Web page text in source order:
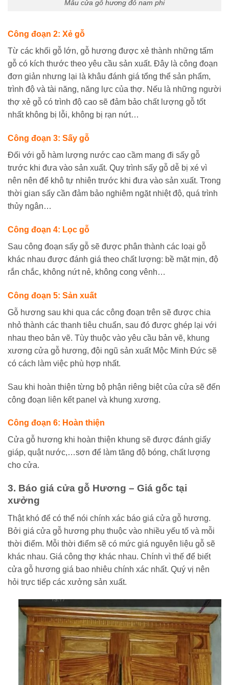
Mẫu cửa gỗ hương đỏ nam phi
Công đoạn 2: Xẻ gỗ
Từ các khối gỗ lớn, gỗ hương được xẻ thành những tấm
gỗ có kích thước theo yêu cầu sản xuất. Đây là công đoạn
đơn giản nhưng lại là khâu đánh giá tổng thể sản phẩm,
trình độ và tài năng, năng lực của thợ. Nếu là những người
thợ xẻ gỗ có trình độ cao sẽ đảm bảo chất lượng gỗ tốt
nhất không bị lỗi, không bị rạn nứt…
Công đoạn 3: Sấy gỗ
Đối với gỗ hàm lượng nước cao cầm mang đi sấy gỗ
trước khi đưa vào sản xuất. Quy trình sấy gỗ dễ bị xé vì
nên nên để khô tự nhiên trước khi đưa vào sản xuất. Trong
thời gian sấy cần đảm bảo nghiêm ngặt nhiệt độ, quá trình
thủy ngân…
Công đoạn 4: Lọc gỗ
Sau công đoạn sấy gỗ sẽ được phân thành các loại gỗ
khác nhau được đánh giá theo chất lượng: bề mặt mịn, độ
rắn chắc, không nứt nẻ, không cong vênh…
Công đoạn 5: Sản xuất
Gỗ hương sau khi qua các công đoạn trên sẽ được chia
nhỏ thành các thanh tiêu chuẩn, sau đó được ghép lại với
nhau theo bản vẽ. Tùy thuộc vào yêu cầu bản vẽ, khung
xương cửa gỗ hương, đội ngũ sản xuất Mộc Minh Đức sẽ
có cách làm việc phù hợp nhất.
Sau khi hoàn thiện từng bộ phận riêng biệt của cửa sẽ đến
công đoạn liên kết panel và khung xương.
Công đoạn 6: Hoàn thiện
Cửa gỗ hương khi hoàn thiện khung sẽ được đánh giấy
giáp, quật nước,…sơn để làm tăng độ bóng, chất lượng
cho cửa.
3. Báo giá cửa gỗ Hương – Giá gốc tại
xưởng
Thật khó để có thể nói chính xác báo giá cửa gỗ hương.
Bởi giá cửa gỗ hương phụ thuộc vào nhiều yếu tố và mỗi
thời điểm. Mỗi thời điểm sẽ có mức giá nguyên liệu gỗ sẽ
khác nhau. Giá công thợ khác nhau. Chính vì thế để biết
cửa gỗ hương giá bao nhiêu chính xác nhất. Quý vị nên
hỏi trực tiếp các xưởng sản xuất.